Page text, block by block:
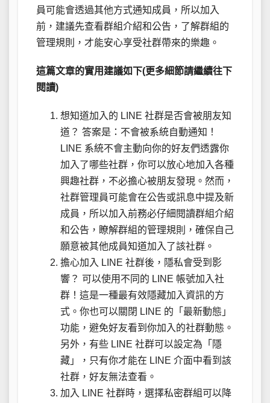
員可能會透過其他方式通知成員，所以加入
前，建議先查看群組介紹和公告，了解群組的
管理規則，才能安心享受社群帶來的樂趣。
這篇文章的實用建議如下(更多細節請繼續往下
閱讀)
想知道加入的 LINE 社群是否會被朋友知
道？ 答案是：不會被系統自動通知！
LINE 系統不會主動向你的好友們透露你
加入了哪些社群，你可以放心地加入各種
興趣社群，不必擔心被朋友發現。然而，
社群管理員可能會在公告或訊息中提及新
成員，所以加入前務必仔細閱讀群組介紹
和公告，瞭解群組的管理規則，確保自己
願意被其他成員知道加入了該社群。
擔心加入 LINE 社群後，隱私會受到影
響？ 可以使用不同的 LINE 帳號加入社
群！這是一種最有效隱藏加入資訊的方
式。你也可以關閉 LINE 的「最新動態」
功能，避免好友看到你加入的社群動態。
另外，有些 LINE 社群可以設定為「隱
藏」，只有你才能在 LINE 介面中看到該
社群，好友無法查看。
加入 LINE 社群時，選擇私密群組可以降